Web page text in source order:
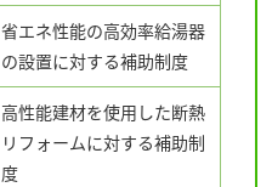
省エネ性能の高効率給湯器
の設置に対する補助制度
高性能建材を使用した断熱
リフォームに対する補助制
度